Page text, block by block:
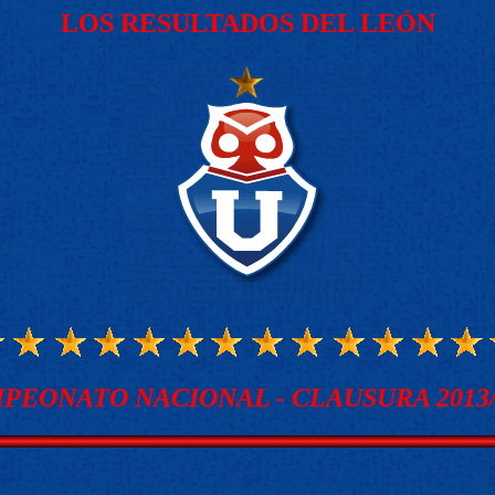
LOS RESULTADOS DEL LEÓN
NACIONAL - CLAUSURA